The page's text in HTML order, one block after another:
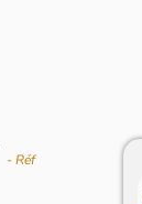
- Réf